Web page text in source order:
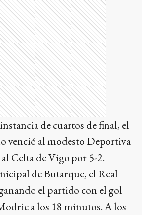
de cuartos de final, el
venció al modesto Deportiva
Celta de Vigo por 5-2.
de Butarque, el Real
el partido con el gol
a los 18 minutos. A los